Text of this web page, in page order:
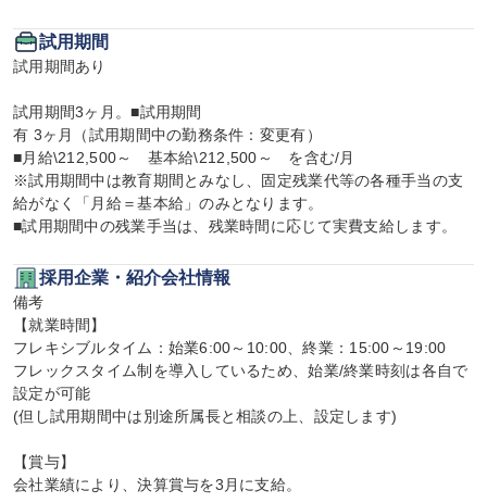
試用期間
試用期間あり
試用期間3ヶ月。■試用期間
有 3ヶ月（試用期間中の勤務条件：変更有）
■月給\212,500～　基本給\212,500～　を含む/月
※試用期間中は教育期間とみなし、固定残業代等の各種手当の支
給がなく「月給＝基本給」のみとなります。
■試用期間中の残業手当は、残業時間に応じて実費支給します。
採用企業・紹介会社情報
備考
【就業時間】
フレキシブルタイム：始業6:00～10:00、終業：15:00～19:00
フレックスタイム制を導入しているため、始業/終業時刻は各自で
設定が可能
(但し試用期間中は別途所属長と相談の上、設定します)
【賞与】
会社業績により、決算賞与を3月に支給。